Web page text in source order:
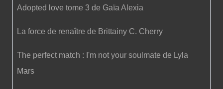
Adopted love tome 3 de Gaïa Alexia
La force de renaître de Brittainy C. Cherry
The perfect match : I'm not your soulmate de Lyla
Mars